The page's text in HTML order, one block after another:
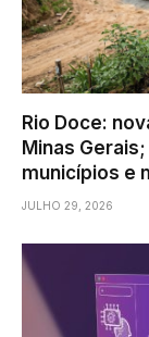
Rio Doce:
Minas
municípios e
JULHO 29, 2026